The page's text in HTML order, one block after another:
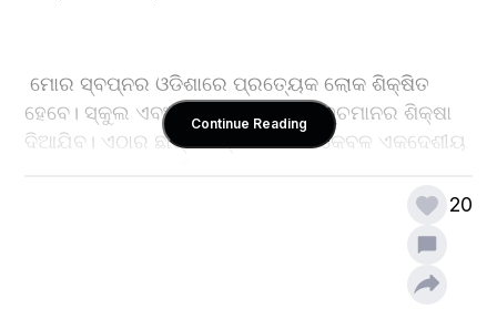
ମୋର ସ୍ବପ୍ନର ଓଡିଶାରେ ପ୍ରତ୍ୟେକ ଲୋକ ଶିକ୍ଷିତ
ହେବେ। ସ୍କୁଲ ଏବଂ କଲେଜଗୁଡ଼ିକରେ ଉଚ୍ଚମାନର ଶିକ୍ଷା
ଦିଆଯିବ। ଏଠାର ଛାତ୍ରଛାତ୍ରୀମାନେ ନା କେବଳ ଏକଦେଶୀୟ
Continue Reading
20